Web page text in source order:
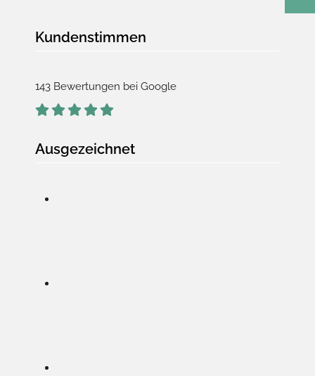
Kundenstimmen
143 Bewertungen bei Google
Ausgezeichnet